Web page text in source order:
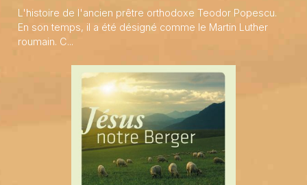
L'histoire de l'ancien prêtre orthodoxe Teodor Popescu.
En son temps, il a été désigné comme le Martin Luther
roumain. C...